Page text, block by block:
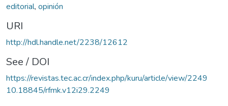
editorial, opinión
URI
http://hdl.handle.net/2238/12612
See / DOI
https://revistas.tec.ac.cr/index.php/kuru/article/view/2249
10.18845/rfmk.v12i29.2249